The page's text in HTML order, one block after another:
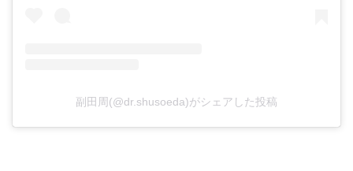
副田周(@dr.shusoeda)がシェアした投稿